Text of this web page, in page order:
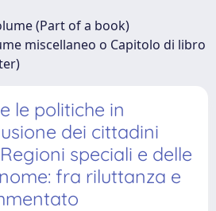
(Part of a book)
miscellaneo o Capitolo di libro
le politiche in
dei cittadini
speciali e delle
fra riluttanza e